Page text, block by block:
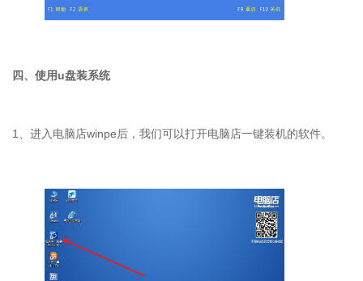
四、使用u盘装系统
1、进入电脑店winpe后，我们可以打开电脑店一键装机的软件。